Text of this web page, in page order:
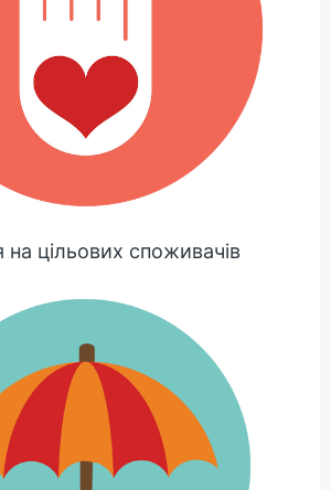
на цільових споживачів